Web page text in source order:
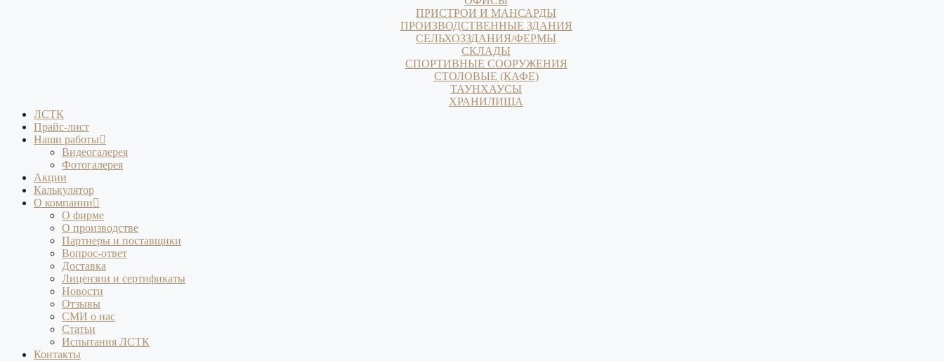
ПРИСТРОИ И МАНСАРДЫ
ПРОИЗВОДСТВЕННЫЕ ЗДАНИЯ
СЕЛЬХОЗЗДАНИЯ/ФЕРМЫ
СКЛАДЫ
СПОРТИВНЫЕ СООРУЖЕНИЯ
СТОЛОВЫЕ (КАФЕ)
ТАУНХАУСЫ
ХРАНИЛИЩА
ЛСТК
Прайс-лист
Наши работы
Видеогалерея
Фотогалерея
Акции
Калькулятор
О компании
О фирме
О производстве
Партнеры и поставщики
Вопрос-ответ
Доставка
Лицензии и сертификаты
Новости
Отзывы
СМИ о нас
Статьи
Испытания ЛСТК
Контакты